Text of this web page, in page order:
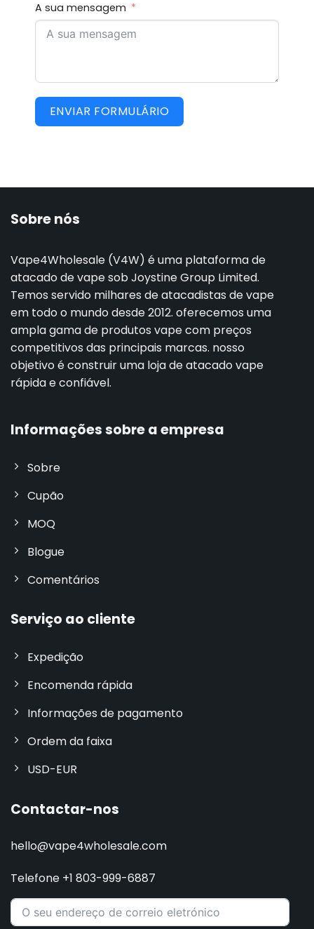
A sua mensagem
ENVIAR FORMULÁRIO
Sobre nós
Vape4Wholesale (V4W) é uma plataforma de
atacado de vape sob Joystine Group Limited.
Temos servido milhares de atacadistas de vape
em todo o mundo desde 2012. oferecemos uma
ampla gama de produtos vape com preços
competitivos das principais marcas. nosso
objetivo é construir uma loja de atacado vape
rápida e confiável.
Informações sobre a empresa
Sobre
Cupão
MOQ
Blogue
Comentários
Serviço ao cliente
Expedição
Encomenda rápida
Informações de pagamento
Ordem da faixa
USD-EUR
Contactar-nos
hello@vape4wholesale.com
Telefone +1 803-999-6887